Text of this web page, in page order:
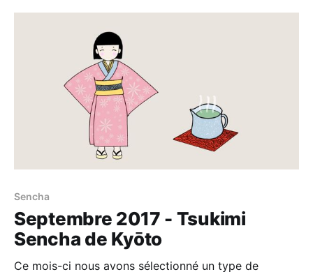
Sencha
Septembre 2017 - Tsukimi
Sencha de Kyōto
Ce mois-ci nous avons sélectionné un type de